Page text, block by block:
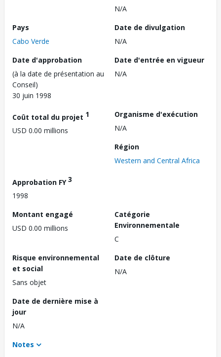
N/A
Pays
Cabo Verde
Date de divulgation
N/A
Date d'approbation
(à la date de présentation au
Conseil)
30 juin 1998
Date d'entrée en vigueur
N/A
Coût total du projet 1
USD 0.00 millions
Organisme d'exécution
N/A
Région
Western and Central Africa
Approbation FY3
1998
Montant engagé
USD 0.00 millions
Catégorie
Environnementale
C
Risque environnemental
et social
Sans objet
Date de clôture
N/A
Date de dernière mise à
jour
N/A
Notes